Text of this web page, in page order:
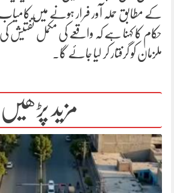
کے مطابق حملہ آور فرار ہونے میں
حکام کا کہنا ہے کہ واقعے کی مکمل تفتیش
ملزمان کو گرفتار کر لیا جائے گا۔
مزید پڑھیں